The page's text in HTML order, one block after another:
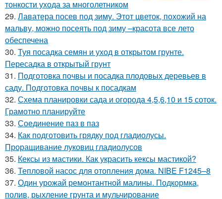
тонкости ухода за многолетником
29. Лаватера посев под зиму. Этот цветок, похожий на
мальву, можно посеять под зиму –красота все лето
обеспечена
30. Туя посадка семян и уход в открытом грунте.
Пересадка в открытый грунт
31. Подготовка почвы и посадка плодовых деревьев в
саду. Подготовка почвы к посадкам
32. Схема планировки сада и огорода 4,5,6,10 и 15 соток.
Грамотно планируйте
33. Соединение паз в паз
34. Как подготовить грядку под гладиолусы.
Проращивание луковиц гладиолусов
35. Кексы из мастики. Как украсить кексы мастикой?
36. Тепловой насос для отопления дома. NIBE F1245–8
37. Один урожай ремонтантной малины. Подкормка,
полив, рыхление грунта и мульчирование